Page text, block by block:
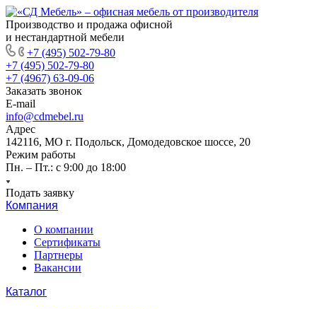
Производство и продажа офисной
и нестандартной мебели
+7 (495) 502-79-80
+7 (495) 502-79-80
+7 (4967) 63-09-06
Заказать звонок
E-mail
info@cdmebel.ru
Адрес
142116, МО г. Подольск, Домодедовское шоссе, 20
Режим работы
Пн. – Пт.: с 9:00 до 18:00
Подать заявку
Компания
О компании
Сертификаты
Партнеры
Вакансии
Каталог